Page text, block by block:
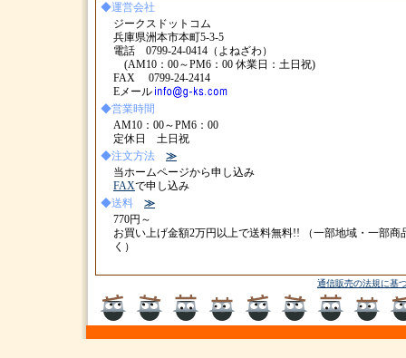
◆運営会社
ジークスドットコム
兵庫県洲本市本町5-3-5
電話 0799-24-0414（よねざわ）
(AM10：00～PM6：00 休業日：土日祝)
FAX 0799-24-2414
Eメール
◆営業時間
AM10：00～PM6：00
定休日 土日祝
◆注文方法 ≫
当ホームページから申し込み
FAXで申し込み
◆送料
≫
770円～
お買い上げ金額2万円以上で送料無料!! （一部地域・一部商
く）
通信販売の法規に基